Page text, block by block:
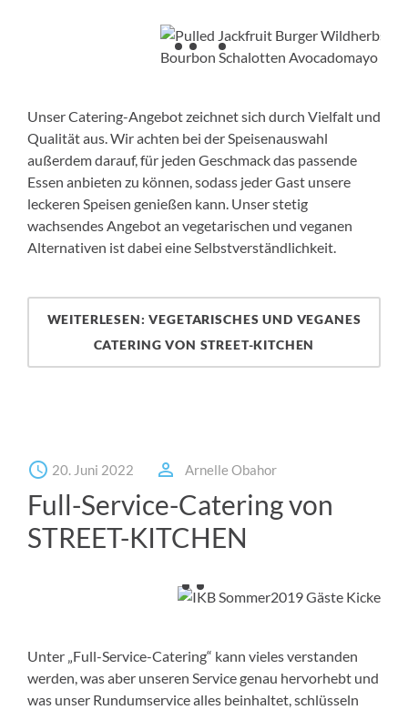
Unser Catering-Angebot zeichnet sich durch Vielfalt und
Qualität aus. Wir achten bei der Speisenauswahl
außerdem darauf, für jeden Geschmack das passende
Essen anbieten zu können, sodass jeder Gast unsere
leckeren Speisen genießen kann. Unser stetig
wachsendes Angebot an vegetarischen und veganen
Alternativen ist dabei eine Selbstverständlichkeit.
WEITERLESEN: VEGETARISCHES UND VEGANES
CATERING VON STREET-KITCHEN
20. Juni 2022 Arnelle Obahor
Full-Service-Catering von
STREET-KITCHEN
Unter „Full-Service-Catering“ kann vieles verstanden
werden, was aber unseren Service genau hervorhebt und
was unser Rundumservice alles beinhaltet, schlüsseln